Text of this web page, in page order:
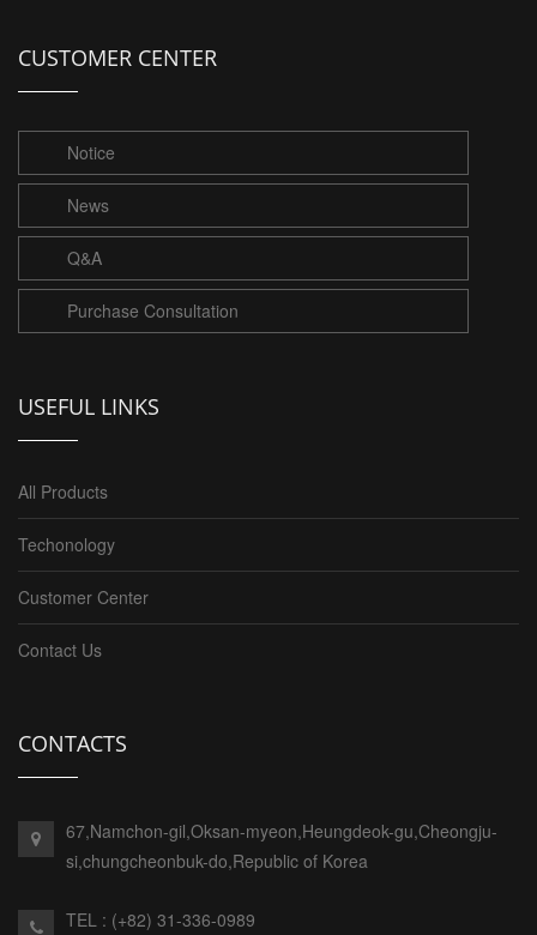
CUSTOMER CENTER
Notice
News
Q&A
Purchase Consultation
USEFUL LINKS
All Products
Techonology
Customer Center
Contact Us
CONTACTS
67,Namchon-gil,Oksan-myeon,Heungdeok-gu,Cheongju-
si,chungcheonbuk-do,Republic of Korea
TEL : (+82) 31-336-0989